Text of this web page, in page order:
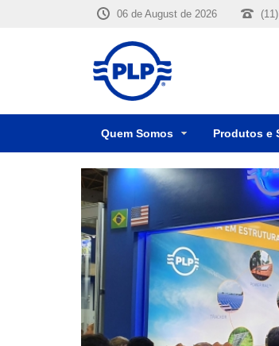
06 de August de 2026
Quem Somos Produtos e